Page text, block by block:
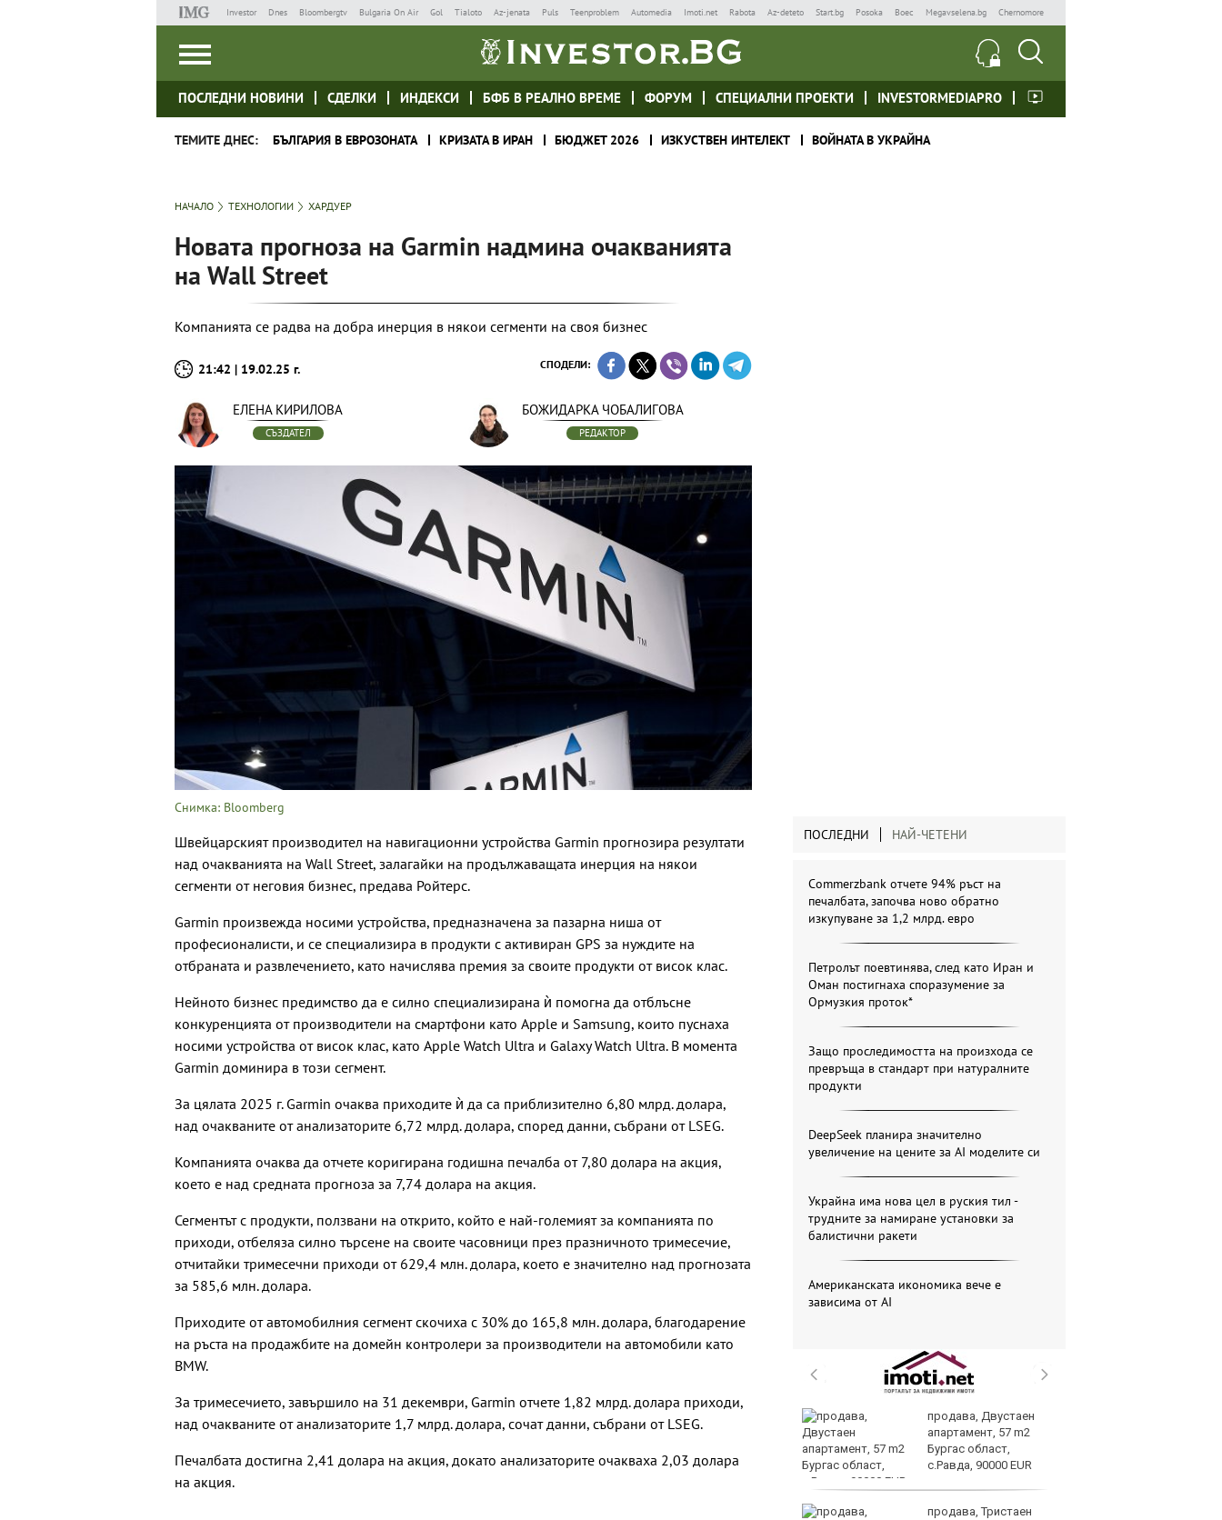
Investor Dnes Bloombergtv Bulgaria On Air Gol Tialoto Az-jenata Puls Teenproblem Automedia Imoti.net Rabota Az-deteto Start.bg Posoka Boec Megavselena.bg Chernomore
ПОСЛЕДНИ НОВИНИ СДЕЛКИ ИНДЕКСИ БФБ В РЕАЛНО ВРЕМЕ ФОРУМ СПЕЦИАЛНИ ПРОЕКТИ INVESTORMEDIAPRO
ТЕМИТЕ ДНЕС: БЪЛГАРИЯ В ЕВРОЗОНАТА КРИЗАТА В ИРАН БЮДЖЕТ 2026 ИЗКУСТВЕН ИНТЕЛЕКТ ВОЙНАТА В УКРАЙНА
НАЧАЛО ТЕХНОЛОГИИ ХАРДУЕР
Новата прогноза на Garmin надмина очакванията
на Wall Street
Компанията се радва на добра инерция в някои сегменти на своя бизнес
21:42 | 19.02.25 г. СПОДЕЛИ:
ЕЛЕНА КИРИЛОВА
СЪЗДАТЕЛ
БОЖИДАРКА ЧОБАЛИГОВА
РЕДАКТОР
Снимка: Bloomberg
Швейцарският производител на навигационни устройства Garmin прогнозира резултати
над очакванията на Wall Street, залагайки на продължаващата инерция на някои
сегменти от неговия бизнес, предава Ройтерс.
Garmin произвежда носими устройства, предназначена за пазарна ниша от
професионалисти, и се специализира в продукти с активиран GPS за нуждите на
отбраната и развлечението, като начислява премия за своите продукти от висок клас.
Нейното бизнес предимство да е силно специализирана ѝ помогна да отблъсне
конкуренцията от производители на смартфони като Apple и Samsung, които пуснаха
носими устройства от висок клас, като Apple Watch Ultra и Galaxy Watch Ultra. В момента
Garmin доминира в този сегмент.
За цялата 2025 г. Garmin очаква приходите ѝ да са приблизително 6,80 млрд. долара,
над очакваните от анализаторите 6,72 млрд. долара, според данни, събрани от LSEG.
Компанията очаква да отчете коригирана годишна печалба от 7,80 долара на акция,
което е над средната прогноза за 7,74 долара на акция.
Сегментът с продукти, ползвани на открито, който е най-големият за компанията по
приходи, отбеляза силно търсене на своите часовници през празничното тримесечие,
отчитайки тримесечни приходи от 629,4 млн. долара, което е значително над прогнозата
за 585,6 млн. долара.
Приходите от автомобилния сегмент скочиха с 30% до 165,8 млн. долара, благодарение
на ръста на продажбите на домейн контролери за производители на автомобили като
BMW.
За тримесечието, завършило на 31 декември, Garmin отчете 1,82 млрд. долара приходи,
над очакваните от анализаторите 1,7 млрд. долара, сочат данни, събрани от LSEG.
Печалбата достигна 2,41 долара на акция, докато анализаторите очакваха 2,03 долара
на акция.
ПОСЛЕДНИ НАЙ-ЧЕТЕНИ
Commerzbank отчете 94% ръст на
печалбата, започва ново обратно
изкупуване за 1,2 млрд. евро
Петролът поевтинява, след като Иран и
Оман постигнаха споразумение за
Ормузкия проток*
Защо проследимостта на произхода се
превръща в стандарт при натуралните
продукти
DeepSeek планира значително
увеличение на цените за AI моделите си
Украйна има нова цел в руския тил -
трудните за намиране установки за
балистични ракети
Американската икономика вече е
зависима от АІ
Хванаха мъж, който
повредил климатик на
Варна
продава, Двустаен
апартамент, 57 m2
Бургас област,
с.Равда, 90000 EUR
продава, Тристаен